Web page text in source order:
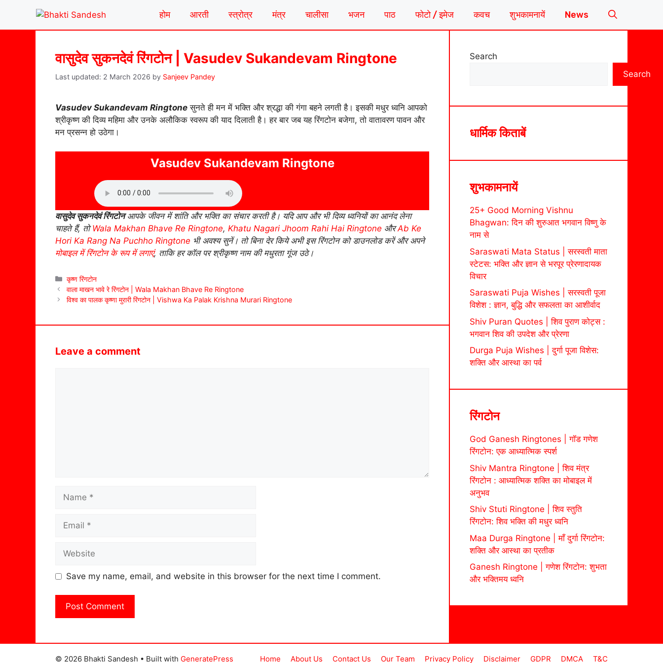
content
होम आरती स्त्रोत्र मंत्र चालीसा भजन पाठ फोटो / इमेज कवच शुभकामनायें News
वासुदेव सुकनदेवं रिंगटोन | Vasudev Sukandevam Ringtone
2 March 2026 by Sanjeev Pandey
Vasudev Sukandevam Ringtone सुनते ही मन में भक्ति और श्रद्धा की गंगा बहने लगती है। इसकी मधुर ध्वनि आपको
श्रीकृष्ण की दिव्य महिमा और उनके अलौकिक स्वरूप की याद दिलाती है। हर बार जब यह रिंगटोन बजेगा, तो वातावरण पावन और
मन प्रसन्न हो उठेगा।
Vasudev Sukandevam Ringtone
वासुदेव सुकनदेवं रिंगटोनआपके जीवन में शांति और भक्ति का संचार करती है। यदि आप और भी दिव्य ध्वनियों का आनंद लेना
चाहते हैं, तोWala Makhan Bhave Re Ringtone, Khatu Nagari Jhoom Rahi Hai Ringtone औरAb Ke
Hori Ka Rang Na Puchho Ringtone भी अवश्य सुनें। तो बिना देर किये अभी इस रिंगटोन को डाउनलोड करें और अपने
मोबाइल में रिंगटोन के रूप में लगाएं, ताकि हर कॉल पर श्रीकृष्ण नाम की मधुरता गूंज उठे।
Categories
कृष्ण रिंगटोन
वाला माखन भावे रे रिंगटोन | Wala Makhan Bhave Re Ringtone
विश्व का पालक कृष्णा मुरारी रिंगटोन | Vishwa Ka Palak Krishna Murari Ringtone
Leave a comment
Save my name, email, and website in this browser for the next time I comment.
Search
Search
धार्मिक किताबें
शुभकामनायें
25+ Good Morning Vishnu
Bhagwan: दिन की शुरुआत भगवान विष्णु के
नाम से
Saraswati Mata Status | सरस्वती माता
स्टेटस: भक्ति और ज्ञान से भरपूर प्रेरणादायक
विचार
Saraswati Puja Wishes | सरस्वती पूजा
विशेश : ज्ञान, बुद्धि और सफलता का आशीर्वाद
Shiv Puran Quotes | शिव पुराण कोट्स :
भगवान शिव की उपदेश और प्रेरणा
Durga Puja Wishes | दुर्गा पूजा विशेस:
शक्ति और आस्था का पर्व
रिंगटोन
God Ganesh Ringtones | गॉड गणेश
रिंगटोन: एक आध्यात्मिक स्पर्श
Shiv Mantra Ringtone | शिव मंत्र
रिंगटोन : आध्यात्मिक शक्ति का मोबाइल में
अनुभव
Shiv Stuti Ringtone | शिव स्तुति
रिंगटोन: शिव भक्ति की मधुर ध्वनि
Maa Durga Ringtone | माँ दुर्गा रिंगटोन:
शक्ति और आस्था का प्रतीक
Ganesh Ringtone | गणेश रिंगटोन: शुभता
और भक्तिमय ध्वनि
Home About Us Contact Us Our Team Privacy Policy Disclaimer GDPR DMCA T&C
© 2026 Bhakti Sandesh • Built with GeneratePress